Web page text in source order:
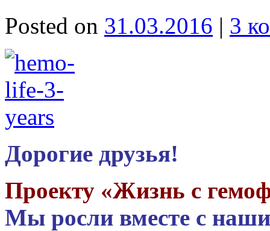
Posted on 31.03.2016 | 3
Дорогие друзья!
Проекту «Жизнь с
Мы росли вместе с